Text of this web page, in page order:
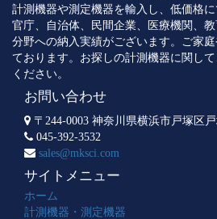
計測機器や測定機器を輸入し、低価格に
官庁、自治体、民間企業、医療機関、
分野への納入実績がございます。ご家
ております。お探しの計測機器に関し
ください。
お問い合わせ
〒244-0003 神奈川県横浜市戸塚区
045-392-3532
sales@mksci.com
サイトメニュー
ホーム
計測機器・測定機器